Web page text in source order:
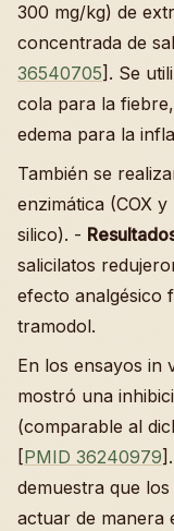
300 mg/kg) de
concentrada de
36540705]. Se
cola para la
edema para la
También se
enzimática (COX
silico). -
salicilatos
efecto analgésico
tramodol.
En los ensayos in
mostró una
(comparable al
[PMID 36240979
demuestra que
actuar de manera